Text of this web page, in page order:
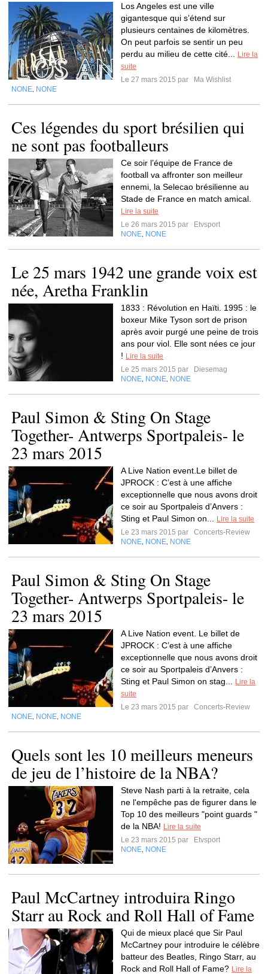
Los Angeles est une ville
gigantesque qui s’étend sur
plusieurs centaines de kilomètres.
On peut parfois se sentir un peu
perdu au milieu de cette cité...
Lire la
suite
Le 27 mars 2015 par
Ma Wishlist
NONE NONE
Ces légendes du sport brésilien qui
ne sont pas footballeurs
Ce soir l’équipe de France de
football va affronter son meilleur
ennemi, la Selecao brésilienne au
Stade de France en match amical.
Lire la suite
Le 26 mars 2015 par
Etvsport
NONE NONE
Le 25 mars 1942 une grande voix est
née, Aretha Franklin
1833 : Révolution en Haïti. 1995 : le
boxeur Mike Tyson sort de prison
après avoir purgé une peine de trois
ans pour viol. Elle sont nées ce jour
! Lire la suite
Le 25 mars 2015 par
Diesemag
NONE NONE NONE
Paul Simon & Sting On Stage
Together- Antwerps Sportpaleis- le
23 mars 2015
A Live Nation event.Le billet de
JPROCK : C’est à une affiche
exceptionnelle que nous avons droit
ce soir au Sportpaleis d’Anvers :
Sting et Paul Simon on...
Lire la suite
Le 23 mars 2015 par
Concerts-Review
NONE NONE NONE
Paul Simon & Sting On Stage
Together- Antwerps Sportpaleis- le
23 mars 2015
A Live Nation event. Le billet de
JPROCK : C’est à une affiche
exceptionnelle que nous avons droit
ce soir au Sportpaleis d’Anvers :
Sting et Paul Simon on stag...
Lire la
suite
Le 23 mars 2015 par
Concerts-Review
NONE NONE NONE
Quels sont les 10 meilleurs meneurs
de jeu de l’histoire de la NBA?
Steve Nash parti à la retraite, cela
ne l'empêche pas de figurer dans le
Top 10 des meilleurs "point guards "
de la NBA! Lire la suite
Le 23 mars 2015 par
Etvsport
NONE NONE
Paul McCartney introduira Ringo
Starr au Rock and Roll Hall of Fame
Qui de mieux placé que Sir Paul
McCartney pour introduire le célèbre
batteur des Beatles, Ringo Starr, au
Rock and Roll Hall of Fame? Lire la